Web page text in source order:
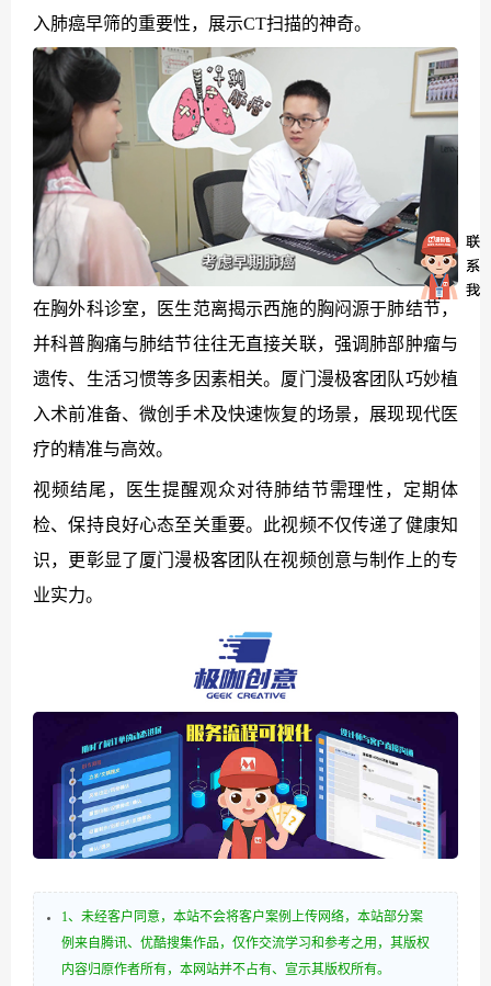
入肺癌早筛的重要性，展示CT扫描的神奇。
在胸外科诊室，医生范离揭示西施的胸闷源于肺结节，
并科普胸痛与肺结节往往无直接关联，强调肺部肿瘤与
遗传、生活习惯等多因素相关。厦门漫极客团队巧妙植
入术前准备、微创手术及快速恢复的场景，展现现代医
疗的精准与高效。
视频结尾，医生提醒观众对待肺结节需理性，定期体
检、保持良好心态至关重要。此视频不仅传递了健康知
识，更彰显了厦门漫极客团队在视频创意与制作上的专
业实力。
1、未经客户同意，本站不会将客户案例上传网络，本站部分案
例来自腾讯、优酷搜集作品，仅作交流学习和参考之用，其版权
内容归原作者所有，本网站并不占有、宣示其版权所有。